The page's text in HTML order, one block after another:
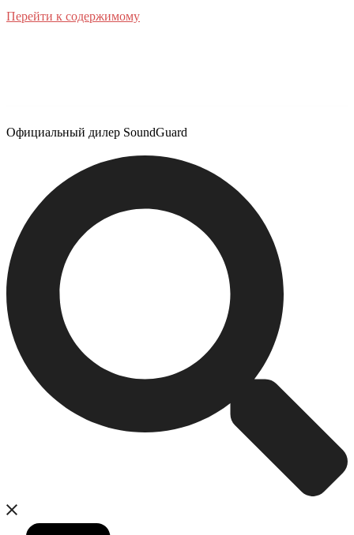
Перейти к содержимому
Официальный дилер SoundGuard